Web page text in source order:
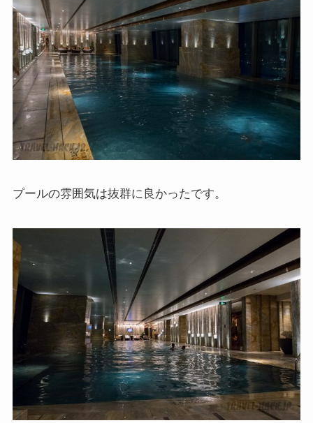
プールの雰囲気は抜群に良かったです。